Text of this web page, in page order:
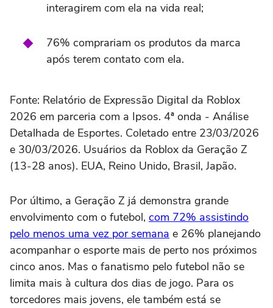
interagirem com ela na vida real;
76% comprariam os produtos da marca
após terem contato com ela.
Fonte: Relatório de Expressão Digital da Roblox
2026 em parceria com a Ipsos. 4ª onda - Análise
Detalhada de Esportes. Coletado entre 23/03/2026
e 30/03/2026. Usuários da Roblox da Geração Z
(13-28 anos). EUA, Reino Unido, Brasil, Japão.
Por último, a Geração Z já demonstra grande
envolvimento com o futebol, com 72% assistindo
pelo menos uma vez por semana e 26% planejando
acompanhar o esporte mais de perto nos próximos
cinco anos. Mas o fanatismo pelo futebol não se
limita mais à cultura dos dias de jogo. Para os
torcedores mais jovens, ele também está se